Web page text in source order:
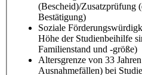
(Bescheid)/Zusatzprüfung
Bestätigung)
Soziale
Höhe der Studienbeihilfe
Familienstand und -größe)
Altersgrenze von 33
Ausnahmefällen) bei